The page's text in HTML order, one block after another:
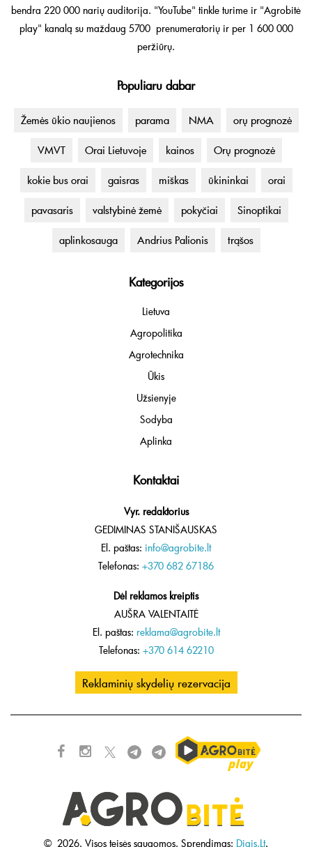
bendra 220 000 narių auditorija. "YouTube" tinkle turime ir "Agrobitė
play" kanalą su maždaug 5700 prenumeratorių ir per 1 600 000
peržiūrų.
Populiaru dabar
Žemės ūkio naujienos parama NMA orų prognozė
VMVT Orai Lietuvoje kainos Orų prognozė
kokie bus orai gaisras miškas ūkininkai orai
pavasaris valstybinė žemė pokyčiai Sinoptikai
aplinkosauga Andrius Palionis trąšos
Kategorijos
Lietuva
Agropolitika
Agrotechnika
Ūkis
Užsienyje
Sodyba
Aplinka
Kontaktai
Vyr. redaktorius
GEDIMINAS STANIŠAUSKAS
El. paštas: info@agrobite.lt
Telefonas: +370 682 67186
Dėl reklamos kreiptis
AUŠRA VALENTAITĖ
El. paštas: reklama@agrobite.lt
Telefonas: +370 614 62210
Reklaminių skydelių rezervacija
© 2026. Visos teisės saugomos. Sprendimas: Digis.Lt.